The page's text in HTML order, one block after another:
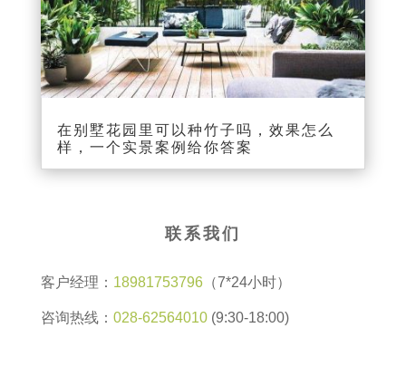
在别墅花园里可以种竹子吗，效果怎么
样，一个实景案例给你答案
联系我们
客户经理： 18981753796（7*24小时）
咨询热线： 028-62564010(9:30-18:00)